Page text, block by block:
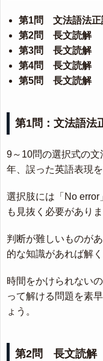
第1問 文法語法正
第2問 長文読解
第3問 長文読解
第4問 長文読解
第5問 長文読解
第1問：文法語法
9～10問の選択式の文
年、誤った英語表現
選択肢には「No
も見抜く必要がありま
判断が難しいものが
的な知識があれば解
時間をかけられない
って解ける問題を素
ょう。
第2問 長文読解